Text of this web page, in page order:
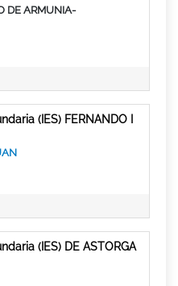
DE ARMUNIA-
(IES) FERNANDO I
(IES) DE ASTORGA